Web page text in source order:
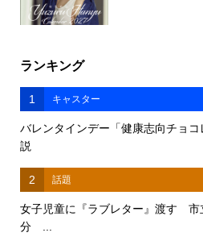
ランキング
1 キャスター
バレンタインデー「健康志向チョ
説
2 話題
女子児童に『ラブレター』渡す 市
分 ...